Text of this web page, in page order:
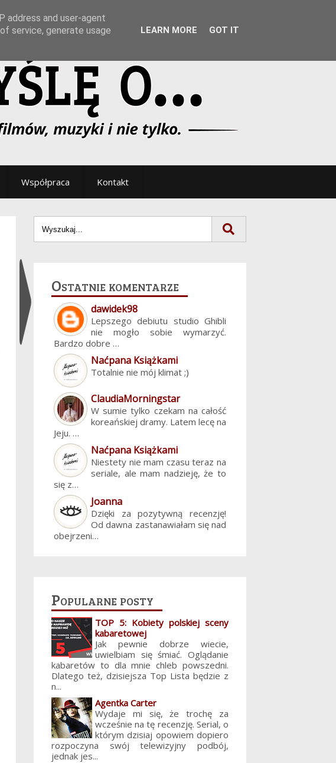
Współpraca Kontakt
Ukryj
Ostatnie komentarze
dawidek98
Lepszego debiutu studio Ghibli
nie mogło sobie wymarzyć.
Bardzo dobre …
Naćpana Książkami
Totalnie nie mój klimat ;)
ClaudiaMorningstar
W sumie tylko czekam na całość
koreańskiej dramy. Latem lecę na
Jeju. …
Naćpana Książkami
Niestety nie mam czasu teraz na
seriale, ale mam nadzieję, że to
się z…
Joanna
Dzięki za pozytywną recenzję!
Od dawna zastanawiałam się nad
obejrzeni…
Popularne posty
TOP 5: Kobiety polskiej sceny
kabaretowej
Jak pewnie dobrze wiecie,
uwielbiam się śmiać. Oglądanie
kabaretów to dla mnie chleb powszedni.
Dlatego też, dzisiejsza Top Lista będzie z
n...
Agentka Carter
Wydaje mi się, że trochę za
wcześnie na tę recenzję. Serial, o
którym dzisiaj opowiem dopiero
rozpoczyna swój telewizyjny podbój,
jednak jes...
address and user-agent
service, generate usage
LEARN MORE GOT IT